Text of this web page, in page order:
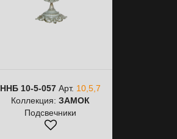
ННБ 10-5-057 Арт. 10,5,7
Коллекция: ЗАМОК
Подсвечники